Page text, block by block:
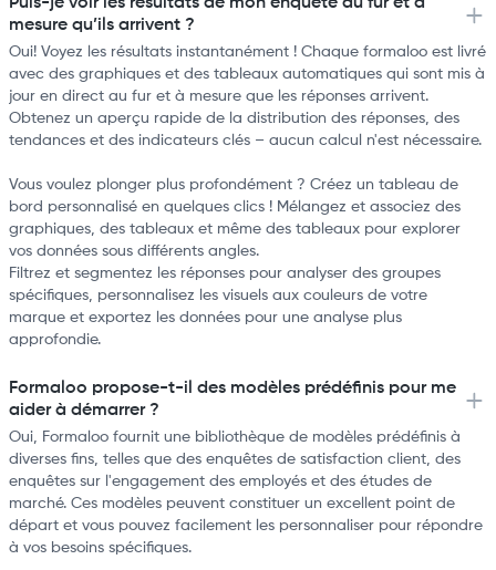
Puis-je voir les résultats de mon enquête au fur et à
mesure qu’ils arrivent ?
Oui! Voyez les résultats instantanément ! Chaque formaloo est livré
avec des graphiques et des tableaux automatiques qui sont mis à
jour en direct au fur et à mesure que les réponses arrivent.
Obtenez un aperçu rapide de la distribution des réponses, des
tendances et des indicateurs clés – aucun calcul n'est nécessaire.
Vous voulez plonger plus profondément ? Créez un tableau de
bord personnalisé en quelques clics ! Mélangez et associez des
graphiques, des tableaux et même des tableaux pour explorer
vos données sous différents angles.
Filtrez et segmentez les réponses pour analyser des groupes
spécifiques, personnalisez les visuels aux couleurs de votre
marque et exportez les données pour une analyse plus
approfondie.
Formaloo propose-t-il des modèles prédéfinis pour me
aider à démarrer ?
Oui, Formaloo fournit une bibliothèque de modèles prédéfinis à
diverses fins, telles que des enquêtes de satisfaction client, des
enquêtes sur l'engagement des employés et des études de
marché. Ces modèles peuvent constituer un excellent point de
départ et vous pouvez facilement les personnaliser pour répondre
à vos besoins spécifiques.